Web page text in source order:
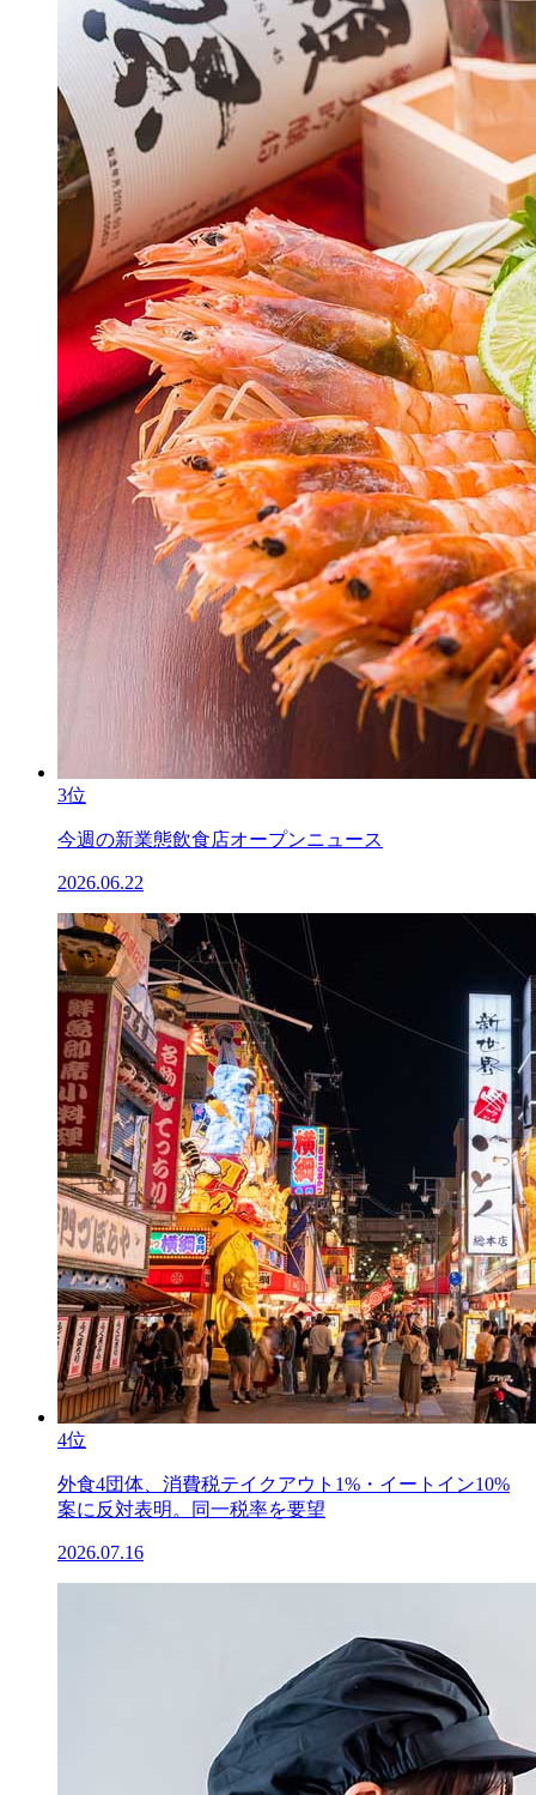
3位
今週の新業態飲食店オープンニュース
2026.06.22
4位
外食4団体、消費税テイクアウト1%・イートイン10%
案に反対表明。同一税率を要望
2026.07.16